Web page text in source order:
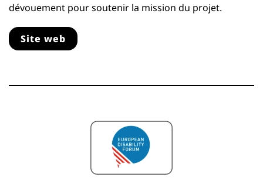
dévouement pour soutenir la mission du projet.
Site web